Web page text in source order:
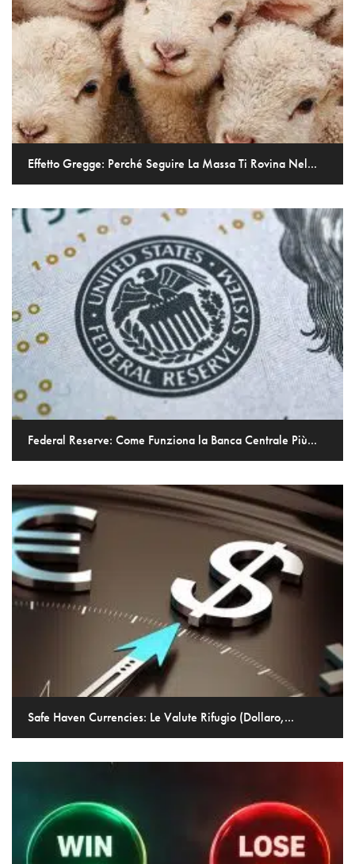
Effetto Gregge: Perché Seguire La Massa Ti Rovina Nel...
Federal Reserve: Come Funziona la Banca Centrale Più...
Safe Haven Currencies: Le Valute Rifugio (Dollaro,...